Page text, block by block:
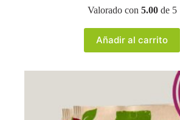
Valorado con 5.00de 5
Añadir al carrito